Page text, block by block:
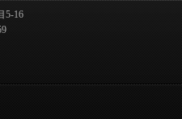
5-16